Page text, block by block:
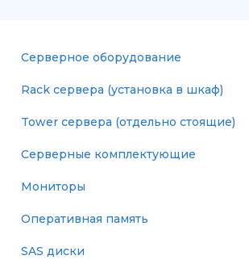
Серверное оборудование
Rack сервера (установка в шкаф)
Tower сервера (отдельно стоящие)
Серверные комплектующие
Мониторы
Оперативная память
SAS диски